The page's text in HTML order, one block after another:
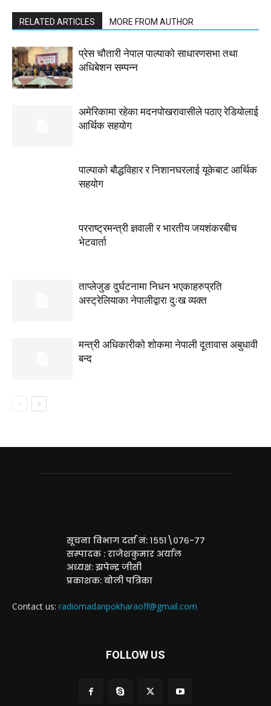
RELATED ARTICLES MORE FROM AUTHOR
प्रेस चौतारी नेपाल पाल्पाको साधारणसभा तथा
अधिबेशन सम्पन्न
अमेरिकामा रहेका मदनपोखरावासीले पठाए रेडियोलाई
आर्थिक सहयोग
पाल्पाको बौद्धविहार र निशानघरलाई यूकेबाट आर्थिक
सहयोग
परराष्ट्रमन्त्री ज्ञवाली र भारतीय जयशंकरबीच
भेटवार्ता
ताप्लेजुङ दुर्घटनामा निधन भएकाहरुप्रति
अस्ट्रेलियाका नेपालीद्वारा दुःख व्यक्त
मन्त्री अधिकारीको शोकमा नेपाली दूतावास अबुधावी
बन्द
सूचना विभाग दर्ता नं: १५५१\०७६-७७
सम्पादक : राजेशकुमार अर्याल
अध्यक्ष: झपेन्द्र जीसी
प्रकाशक: बोली पत्रिका
Contact us: radiomadanpokharaoff@gmail.com
FOLLOW US